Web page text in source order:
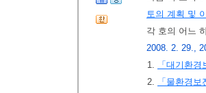
토의 계획 및
각 호의 어느
2008. 2. 29.,
1.
「대기환
2.
「물환경보